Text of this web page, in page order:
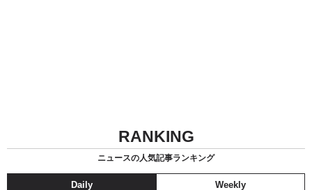
RANKING
ニュースの人気記事ランキング
Daily Weekly